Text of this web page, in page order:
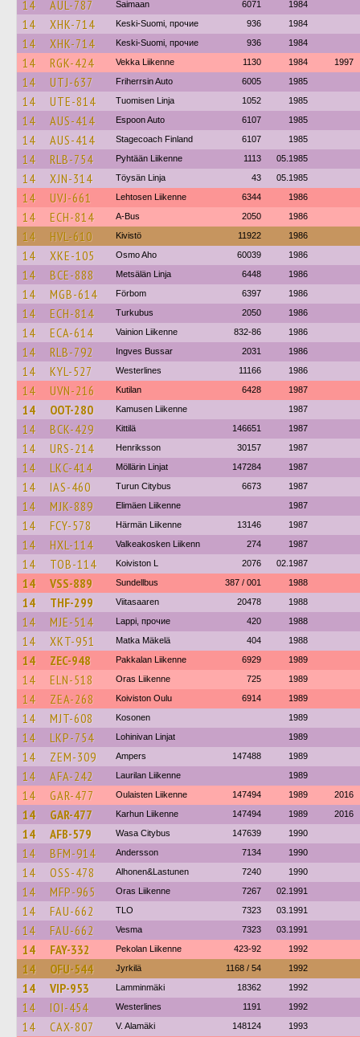
14 AUL-787 Saimaan 6071 1984
14 XHK-714 Keski-Suomi, прочие 936 1984
14 XHK-714 Keski-Suomi, прочие 936 1984
14 RGK-424 Vekka Liikenne 1130 1984 1997
14 UTJ-637 Friherrsin Auto 6005 1985
14 UTE-814 Tuomisen Linja 1052 1985
14 AUS-414 Espoon Auto 6107 1985
14 AUS-414 Stagecoach Finland 6107 1985
14 RLB-754 Pyhtään Liikenne 1113 05.1985
14 XJN-314 Töysän Linja 43 05.1985
14 UVJ-661 Lehtosen Liikenne 6344 1986
14 ECH-814 A-Bus 2050 1986
14 HVL-610 Kivistö 11922 1986
14 XKE-105 Osmo Aho 60039 1986
14 BCE-888 Metsälän Linja 6448 1986
14 MGB-614 Förbom 6397 1986
14 ECH-814 Turkubus 2050 1986
14 ECA-614 Vainion Liikenne 832-86 1986
14 RLB-792 Ingves Bussar 2031 1986
14 KYL-527 Westerlines 11166 1986
14 UVN-216 Kutilan 6428 1987
14 OOT-280 Kamusen Liikenne 1987
14 BCK-429 Kittilä 146651 1987
14 URS-214 Henriksson 30157 1987
14 LKC-414 Möllärin Linjat 147284 1987
14 IAS-460 Turun Citybus 6673 1987
14 MJK-889 Elimäen Liikenne 1987
14 FCY-578 Härmän Liikenne 13146 1987
14 HXL-114 Valkeakosken Liikenn 274 1987
14 TOB-114 Koiviston L 2076 02.1987
14 VSS-889 Sundellbus 387 / 001 1988
14 THF-299 Viitasaaren 20478 1988
14 MJE-514 Lappi, прочие 420 1988
14 XKT-951 Matka Mäkelä 404 1988
14 ZEC-948 Pakkalan Liikenne 6929 1989
14 ELN-518 Oras Liikenne 725 1989
14 ZEA-268 Koiviston Oulu 6914 1989
14 MJT-608 Kosonen 1989
14 LKP-754 Lohinivan Linjat 1989
14 ZEM-309 Ampers 147488 1989
14 AFA-242 Laurilan Liikenne 1989
14 GAR-477 Oulaisten Liikenne 147494 1989 2016
14 GAR-477 Karhun Liikenne 147494 1989 2016
14 AFB-579 Wasa Citybus 147639 1990
14 BFM-914 Andersson 7134 1990
14 OSS-478 Alhonen&Lastunen 7240 1990
14 MFP-965 Oras Liikenne 7267 02.1991
14 FAU-662 TLO 7323 03.1991
14 FAU-662 Vesma 7323 03.1991
14 FAY-332 Pekolan Liikenne 423-92 1992
14 OFU-544 Jyrkilä 1168 / 54 1992
14 VIP-953 Lamminmäki 18362 1992
14 IOI-454 Westerlines 1191 1992
14 CAX-807 V. Alamäki 148124 1993